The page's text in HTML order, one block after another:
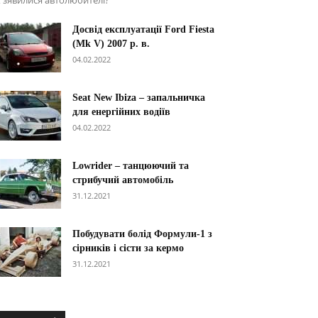
Досвід експлуатації Ford Fiesta
(Mk V) 2007 р. в.
04.02.2022
Seat New Ibiza – запальничка
для енергійних водіїв
04.02.2022
Lowrider – танцюючий та
стрибучий автомобіль
31.12.2021
Побудувати болід Формули-1 з
сірників і сісти за кермо
31.12.2021